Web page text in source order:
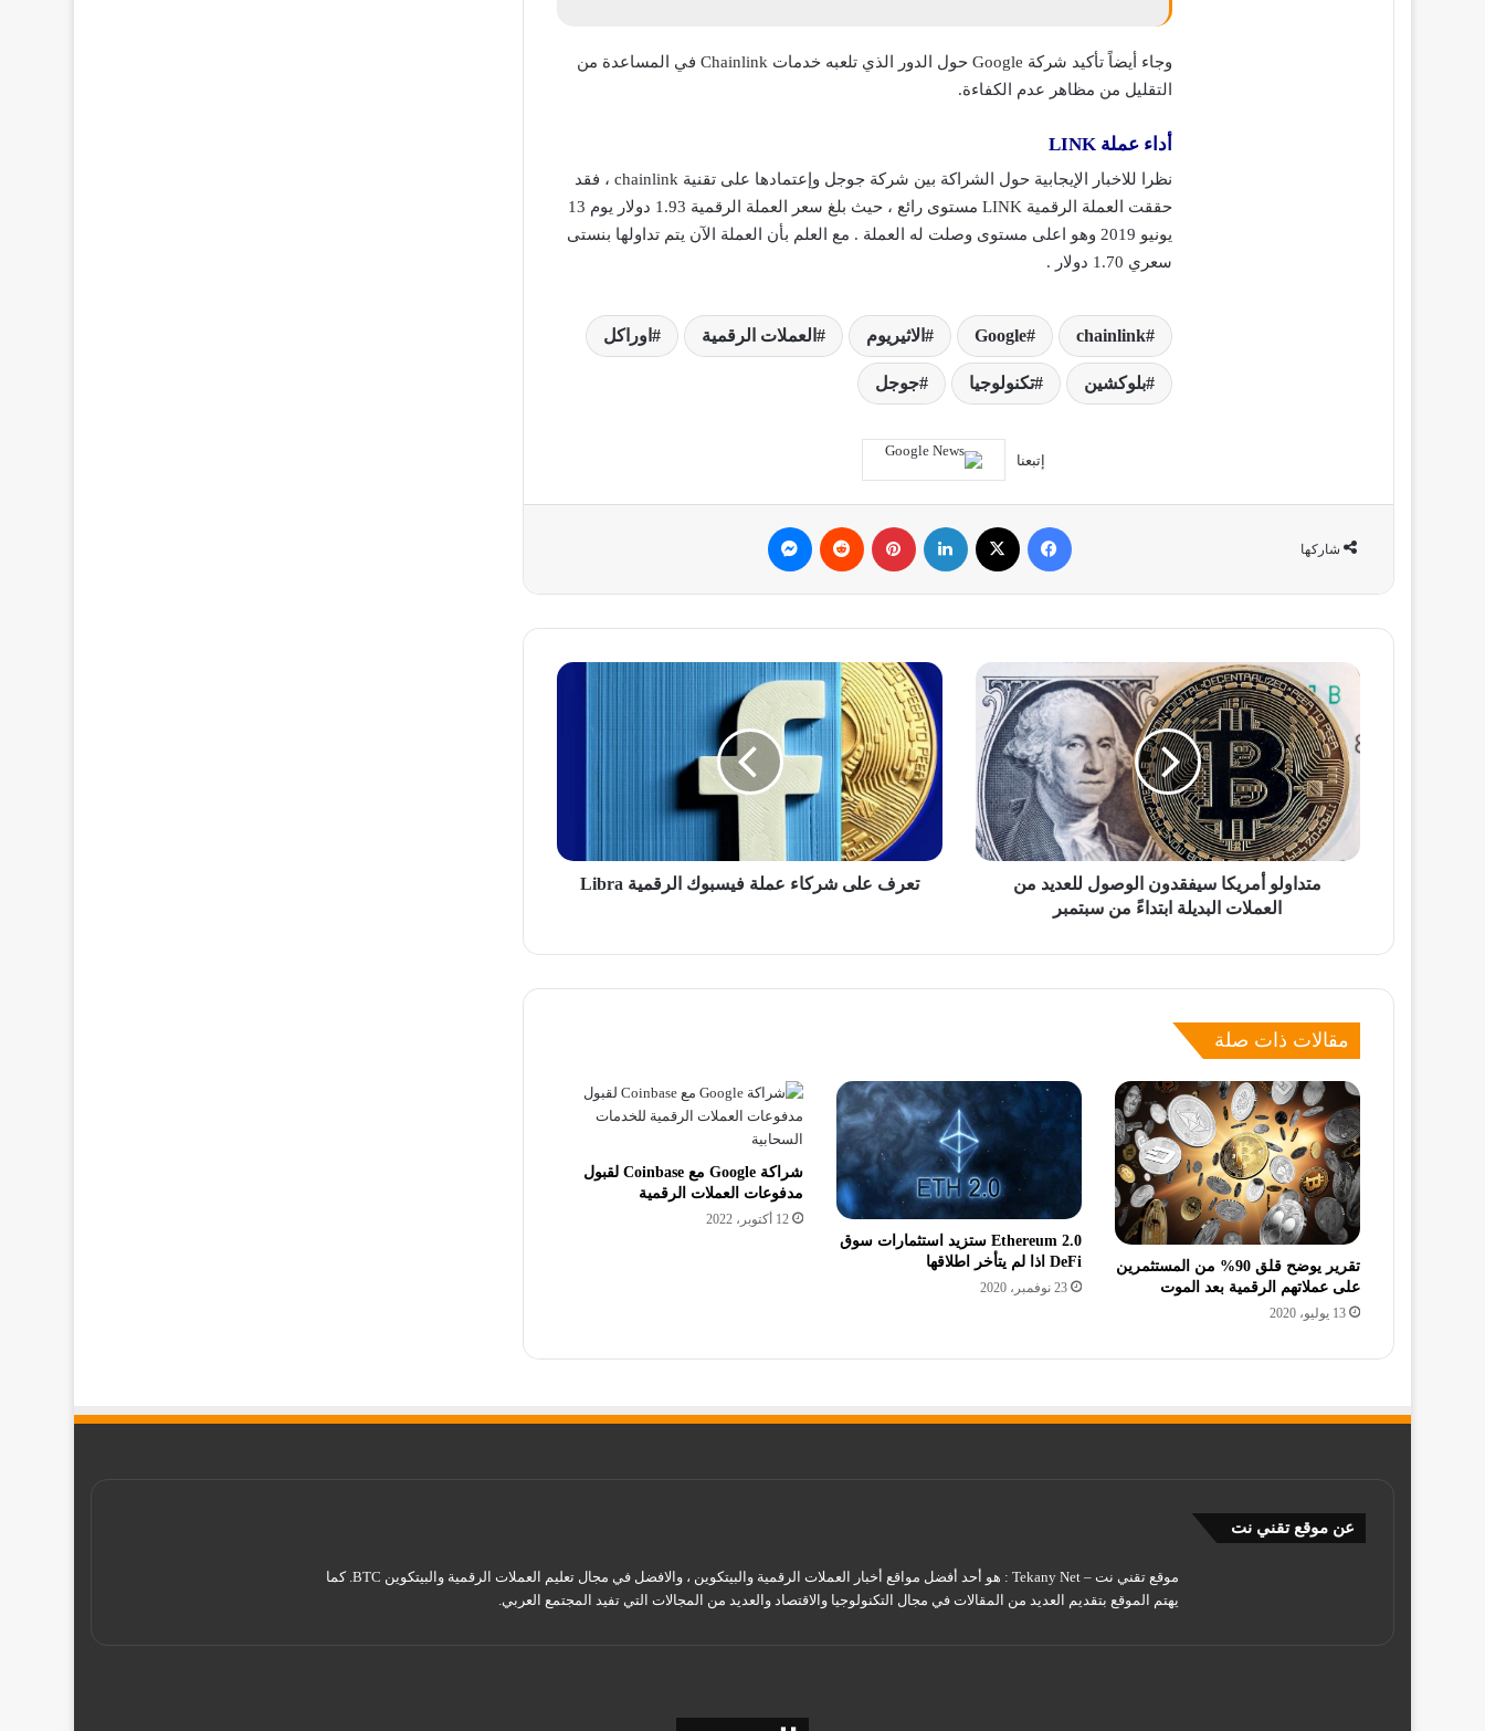
وجاء أيضاً تأكيد شركة Google حول الدور الذي تلعبه خدمات Chainlink في المساعدة من
التقليل من مظاهر عدم الكفاءة.
أداء عملة LINK
نظرا للاخبار الإيجابية حول الشراكة بين شركة جوجل وإعتمادها على تقنية chainlink ، فقد
حققت العملة الرقمية LINK مستوى رائع ، حيث بلغ سعر العملة الرقمية 1.93 دولار يوم 13
يونيو 2019 وهو اعلى مستوى وصلت له العملة . مع العلم بأن العملة الآن يتم تداولها بنستى
سعري 1.70 دولار .
chainlink
Google الاثيريوم العملات الرقمية اوراكل
بلوكشين تكنولوجيا جوجل
إتبعنا
شاركها
فيسبوك لينكدإن بينتيريست
متداولو
أمريكا
سيفقدون
الوصول
للعديد
من
العملات
البديلة
ابتداءً
متداولو أمريكا سيفقدون الوصول للعديد من
العملات البديلة ابتداءً من سبتمبر
تعرف
على
شركاء
عملة
فيسبوك
الرقمية
Libra
تعرف على شركاء عملة فيسبوك الرقمية Libra
مقالات ذات صلة
تقرير يوضح قلق 90% من المستثمرين
على عملاتهم الرقمية بعد الموت
13 يوليو، 2020
Ethereum 2.0 ستزيد استثمارات سوق
DeFi اذا لم يتأخر اطلاقها
23 نوفمبر، 2020
شراكة Google مع Coinbase لقبول
مدفوعات العملات الرقمية
12 أكتوبر، 2022
عن موقع تقني نت
موقع تقني نت – Tekany Net : هو أحد أفضل مواقع أخبار العملات الرقمية والبيتكوين ، والافضل في مجال تعليم العملات الرقمية والبيتكوين BTC. كما
يهتم الموقع بتقديم العديد من المقالات في مجال التكنولوجيا والاقتصاد والعديد من المجالات التي تفيد المجتمع العربي.